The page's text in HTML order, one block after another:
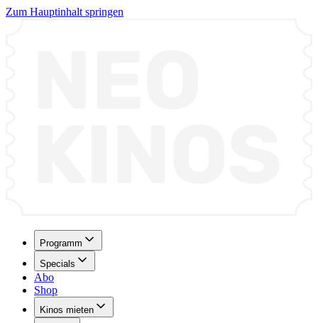
Zum Hauptinhalt springen
Programm
Specials
Abo
Shop
Kinos mieten